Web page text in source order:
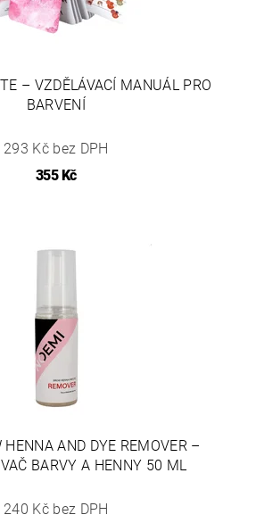
– VZDĚLÁVACÍ MANUÁL PRO
BARVENÍ
293 Kč bez DPH
355 Kč
HENNA AND DYE REMOVER –
BARVY A HENNY 50 ML
240 Kč bez DPH